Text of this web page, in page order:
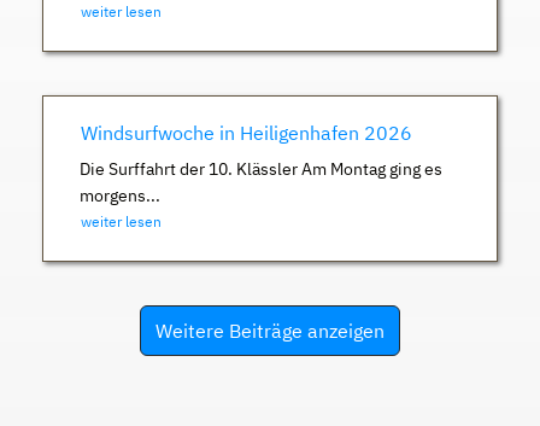
weiter lesen
Windsurfwoche in Heiligenhafen 2026
Die Surffahrt der 10. Klässler Am Montag ging es
morgens...
weiter lesen
Weitere Beiträge anzeigen